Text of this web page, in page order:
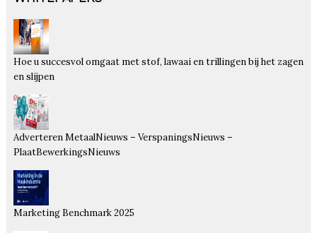
Hoe u succesvol omgaat met stof, lawaai en trillingen bij het zagen
en slijpen
Adverteren MetaalNieuws – VerspaningsNieuws –
PlaatBewerkingsNieuws
Marketing Benchmark 2025